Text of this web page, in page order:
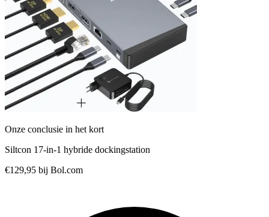
Onze conclusie in het kort
Siltcon 17-in-1 hybride dockingstation
€129,95 bij Bol.com